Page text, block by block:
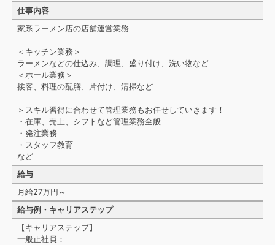
仕事内容
家系ラーメン店の店舗運営業務
＜キッチン業務＞
ラーメンなどの仕込み、調理、盛り付け、洗い物など
＜ホール業務＞
接客、料理の配膳、片付け、清掃など
＞スキル習得に合わせて管理業務もお任せしていきます！
・在庫、売上、シフトなど管理業務全般
・発注業務
・スタッフ教育
など
給与
月給27万円～
給与例・キャリアステップ
【キャリアステップ】
一般正社員：